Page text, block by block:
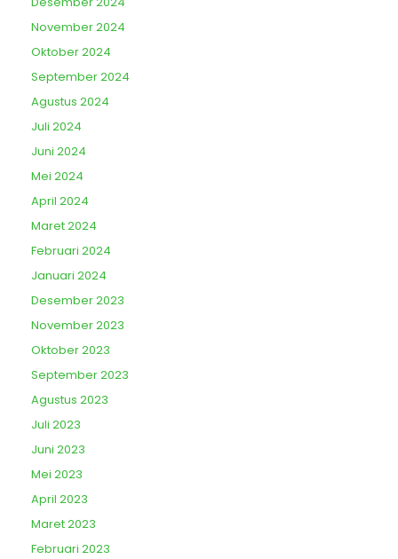
November 2024
Oktober 2024
September 2024
Agustus 2024
Juli 2024
Juni 2024
Mei 2024
April 2024
Maret 2024
Februari 2024
Januari 2024
Desember 2023
November 2023
Oktober 2023
September 2023
Agustus 2023
Juli 2023
Juni 2023
Mei 2023
April 2023
Maret 2023
Februari 2023